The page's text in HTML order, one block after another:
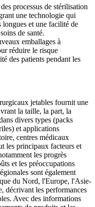
processus de stérilisation
une technologie qui
longues et une facilité de
de santé.
emballages à
réduire le risque
des patients pendant les
jetables fournit une
la taille, la part, la
divers types (packs
et applications
centres médicaux
les principaux facteurs et
les progrès
et les préoccupations
sont également
du Nord, l'Europe, l'Asie-
décrivant les performances
Avec des informations